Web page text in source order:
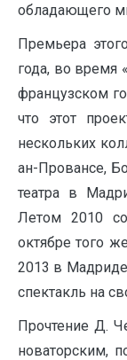
обладающего
Премьера
года, во время
французском
что этот
нескольких
ан-Провансе,
театра в
Летом 2010
октябре того
2013 в
спектакль на
Прочтение Д.
новаторским,